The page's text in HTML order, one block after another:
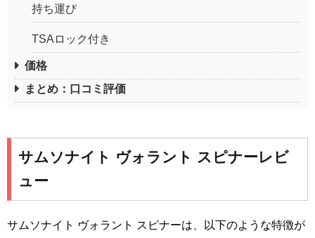
持ち運び
TSAロック付き
価格
まとめ：口コミ評価
サムソナイト ヴォラント スピナーレビ
ュー
サムソナイト ヴォラント スピナーは、以下のような特徴が